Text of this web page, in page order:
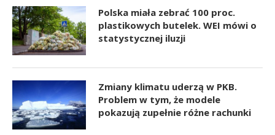
Polska miała zebrać 100 proc.
plastikowych butelek. WEI mówi o
statystycznej iluzji
Zmiany klimatu uderzą w PKB.
Problem w tym, że modele
pokazują zupełnie różne rachunki